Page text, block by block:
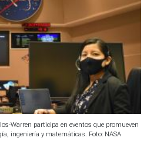
Warren participa en eventos que promueven
ingeniería y matemáticas. Foto: NASA